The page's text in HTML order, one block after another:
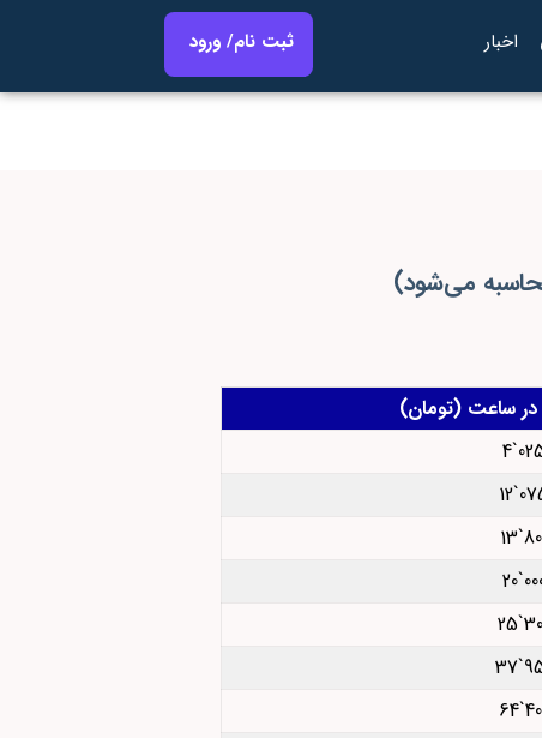
اخبار ثبت نام/ ورود
می‌شود)
در ساعت (تومان)